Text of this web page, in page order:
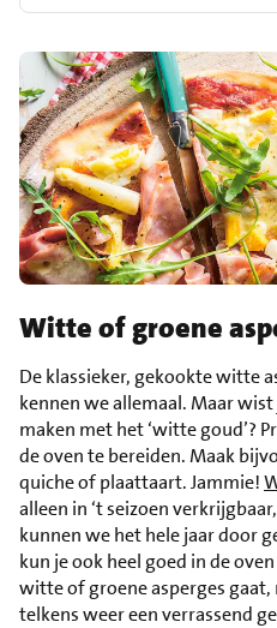
Witte of groene
De klassieker, gekookte witte
kennen we allemaal. Maar
maken met het ‘witte goud’?
de oven te bereiden. Maak
quiche of plaattaart. Jammie!
alleen in ‘t seizoen
kunnen we het hele jaar door
kun je ook heel goed in de
witte of groene asperges
telkens weer een verrassend